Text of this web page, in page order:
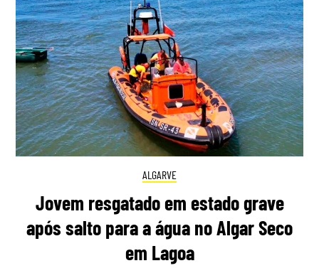
ALGARVE
Jovem resgatado em estado grave
após salto para a água no Algar Seco
em Lagoa